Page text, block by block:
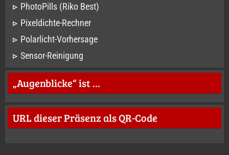
PhotoPills (Riko Best)
Pixeldichte-Rechner
Polarlicht-Vorhersage
Sensor-Reinigung
„Augenblicke“ ist …
URL dieser Präsenz als QR-Code